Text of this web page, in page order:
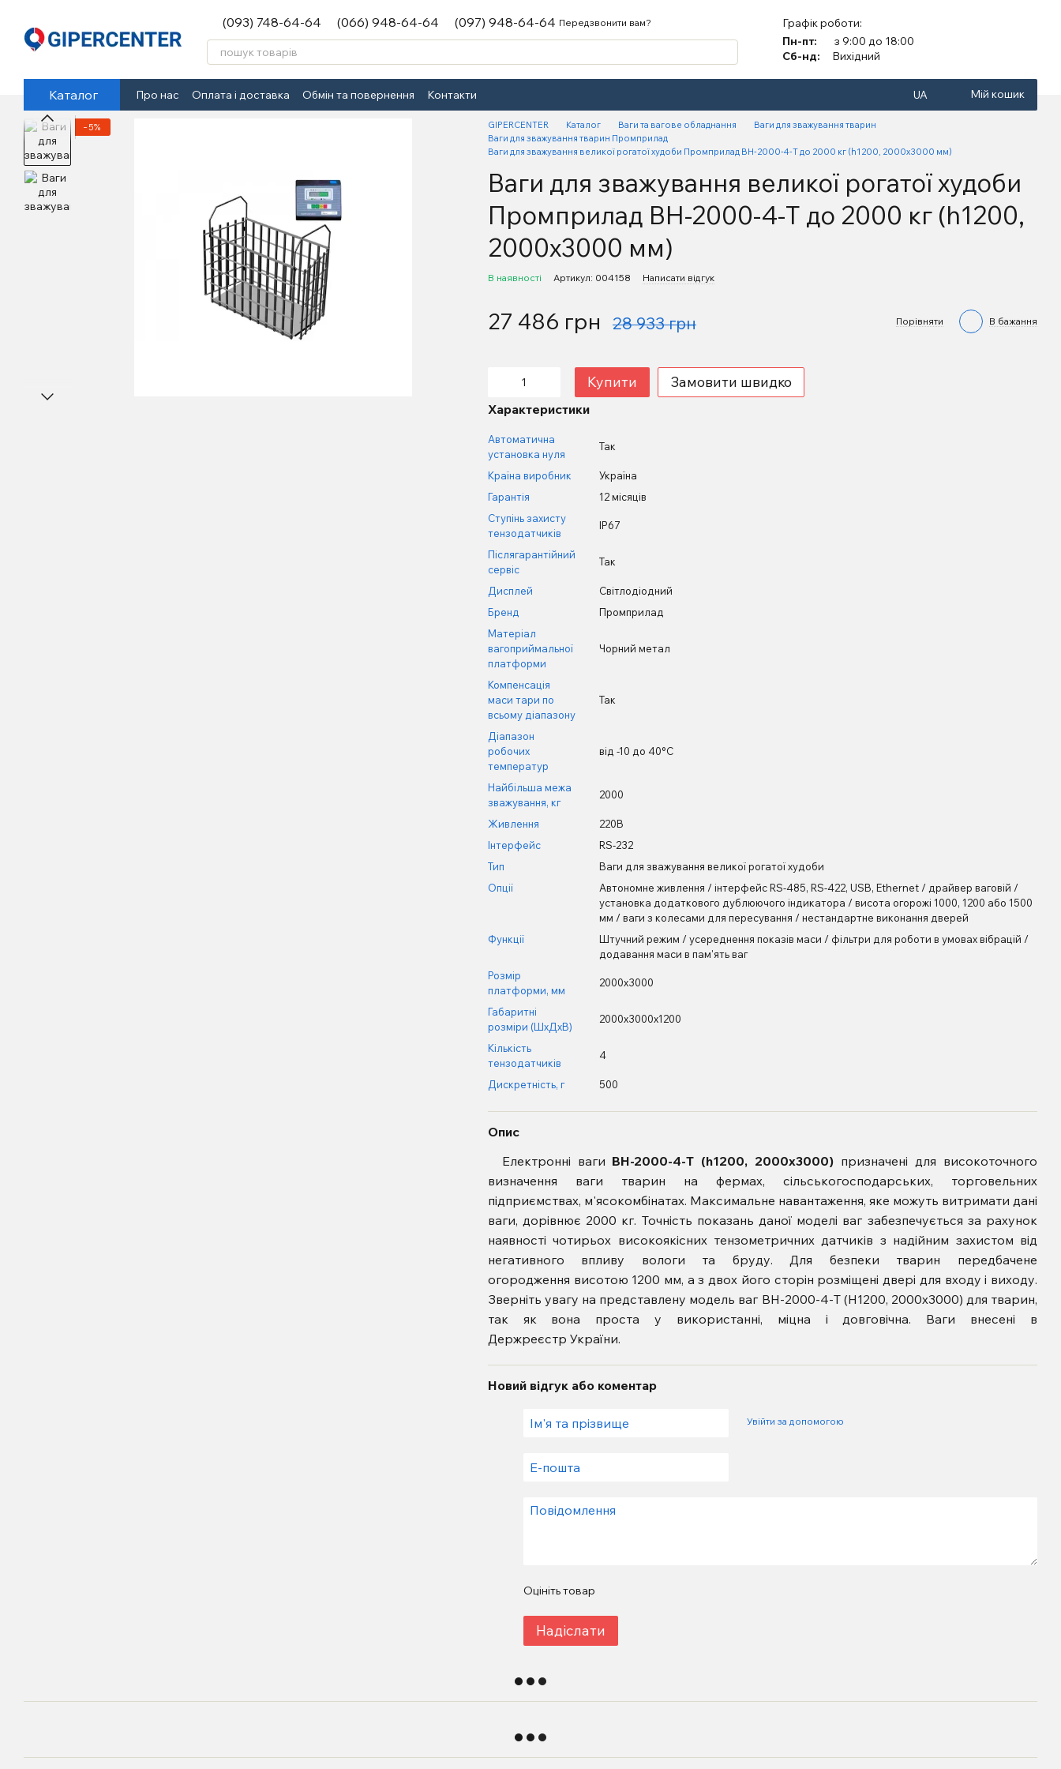
(093) 748-64-64 (066) 948-64-64 (097) 948-64-64 Передзвонити вам?
Графік роботи:
Пн-пт:
з 9:00 до 18:00
Сб-нд:
Вихідний
Каталог Про нас Оплата і доставка Обмін та повернення Контакти UA Мій кошик
−5% GIPERCENTER Каталог Ваги та вагове обладнання
Ваги для зважування тварин
Ваги для зважування тварин Промприлад
Ваги для зважування великої рогатої худоби Промприлад ВН-2000-4-Т до 2000 кг (h1200, 2000х3000 мм)
Ваги для зважування великої рогатої худоби
Промприлад ВН-2000-4-Т до 2000 кг (h1200,
2000х3000 мм)
В наявності Артикул: 004158 Написати відгук
27 486 грн 28 933 грн Порівняти В бажання
Купити Замовити швидко
Характеристики
Автоматична
установка нуля
Так
Країна виробник
Україна
Гарантія
12 місяців
Ступінь захисту
тензодатчиків
IP67
Післягарантійний
сервіс
Так
Дисплей
Світлодіодний
Бренд
Промприлад
Матеріал
вагоприймальної
платформи
Чорний метал
Компенсація
маси тари по
всьому діапазону
Так
Діапазон
робочих
температур
від -10 до 40°С
Найбільша межа
зважування, кг
2000
Живлення
220В
Інтерфейс
RS-232
Тип
Ваги для зважування великої рогатої худоби
Опції
Автономне живлення / інтерфейс RS-485, RS-422, USB, Ethernet / драйвер ваговій /
установка додаткового дублюючого індикатора / висота огорожі 1000, 1200 або 1500
мм / ваги з колесами для пересування / нестандартне виконання дверей
Функції
Штучний режим / усереднення показів маси / фільтри для роботи в умовах вібрацій /
додавання маси в пам'ять ваг
Розмір
платформи, мм
2000х3000
Габаритні
розміри (ШхДхВ)
2000х3000х1200
Кількість
тензодатчиків
4
Дискретність, г 500
Опис
Електронні ваги ВН-2000-4-Т (h1200, 2000x3000) призначені для високоточного
визначення ваги тварин на фермах, сільськогосподарських, торговельних
підприємствах, м'ясокомбінатах. Максимальне навантаження, яке можуть витримати дані
ваги, дорівнює 2000 кг. Точність показань даної моделі ваг забезпечується за рахунок
наявності чотирьох високоякісних тензометричних датчиків з надійним захистом від
негативного впливу вологи та бруду. Для безпеки тварин передбачене
огородження висотою 1200 мм, а з двох його сторін розміщені двері для входу і виходу.
Зверніть увагу на представлену модель ваг ВН-2000-4-Т (Н1200, 2000x3000) для тварин,
так як вона проста у використанні, міцна і довговічна. Ваги внесені в
Держреєстр України.
Новий відгук або коментар
Увійти за допомогою
Оцініть товар
Надіслати